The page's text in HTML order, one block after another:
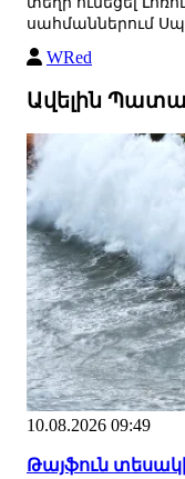
սահմաններում
WRed
Ավելին
10.08.2026 09:49
Թայֆուն